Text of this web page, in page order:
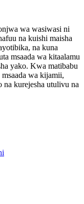
wa wasiwasi ni
na kuishi maisha
na kuna
msaada wa kitaalamu
yako. Kwa matibabu
wa kijamii,
kurejesha utulivu na